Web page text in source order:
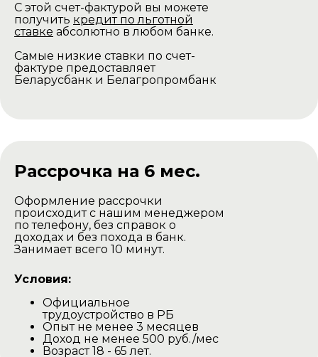
Рассрочка на 6 мес.
Оформление рассрочки
происходит с нашим менеджером
по телефону, без справок о
доходах и без похода в банк.
Занимает всего 10 минут.
Условия:
Официальное
трудоустройство в РБ
Опыт не менее 3 месяцев
Доход не менее 500 руб./мес
Возраст 18 - 65 лет.
С этой счет-фактурой вы можете
получить кредит по льготной
ставке абсолютно в любом банке.
Самые низкие ставки по счет-
фактуре предоставляет
Беларусбанк и Белагропромбанк